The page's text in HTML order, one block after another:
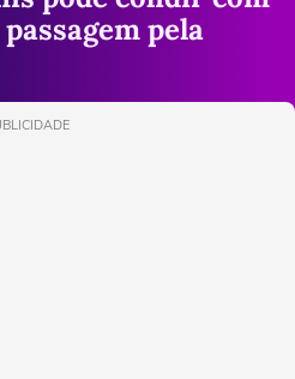
pela